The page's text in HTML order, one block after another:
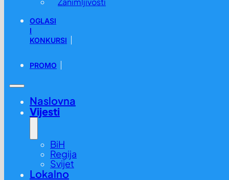
OGLASI
I
KONKURSI
PROMO
Naslovna
Vijesti
BiH
Regija
Svijet
Lokalno